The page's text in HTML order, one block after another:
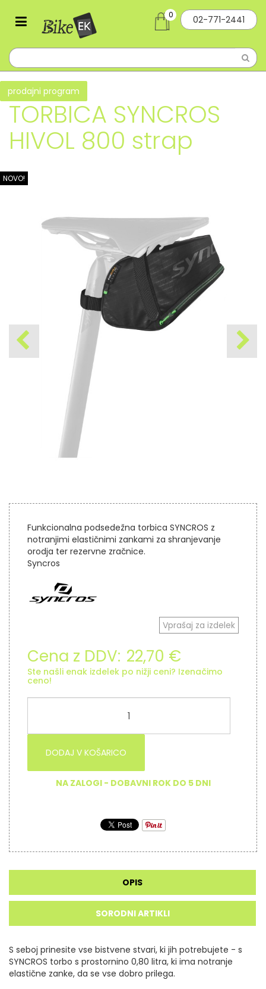
02-771-2441
0
prodajni program
TORBICA SYNCROS
HIVOL 800 strap
NOVO!
Funkcionalna podsedežna torbica SYNCROS z
notranjimi elastičnimi zankami za shranjevanje
orodja ter rezervne zračnice.
Syncros
Vprašaj za izdelek
Cena z DDV: 22,70 €
Ste našli enak izdelek po nižji ceni? Izenačimo
ceno!
DODAJ V KOŠARICO
NA ZALOGI - DOBAVNI ROK DO 5 DNI
OPIS
SORODNI ARTIKLI
S seboj prinesite vse bistvene stvari, ki jih potrebujete - s
SYNCROS torbo s prostornino 0,80 litra, ki ima notranje
elastične zanke, da se vse dobro prilega.